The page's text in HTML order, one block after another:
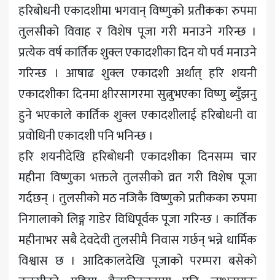
हरिबोधनी एकादशीमा भगवान् विष्णुको प्रतीकका रुपमा
तुलसीको विवाह र विशेष पूजा गरी मनाउने गरिन्छ ।
प्रत्येक वर्ष कार्तिक शुक्ल एकादशीका दिन यो पर्व मनाउने
गरिन्छ । आषाढ शुक्ल एकादशी अर्थात् हरि शयनी
एकादशीका दिनमा क्षीरसागरमा सुत्नुभएका विष्णु ब्युँझनु
हुने भएकाले कार्तिक शुक्ल एकादशीलाई हरिबोधनी वा
प्रवोधिनी एकादशी पनि भनिन्छ ।
हरि शयनीदेखि हरिबोधनी एकादशीका दिनसम्म चार
महीना विष्णुका भक्तले तुलसीको व्रत गरी विशेष पूजा
गर्दछन् । तुलसीको मठ नजिकै विष्णुको प्रतीकका रुपमा
निगालाको लिङ्ग गाडेर विधिपूर्वक पूजा गरिन्छ । कार्तिक
महीनाभर सबै देवदेवी तुलसीमै निवास गर्छन् भन्ने धार्मिक
विश्वास छ । आदिकालदेखि पूजाको परम्परा बसेको